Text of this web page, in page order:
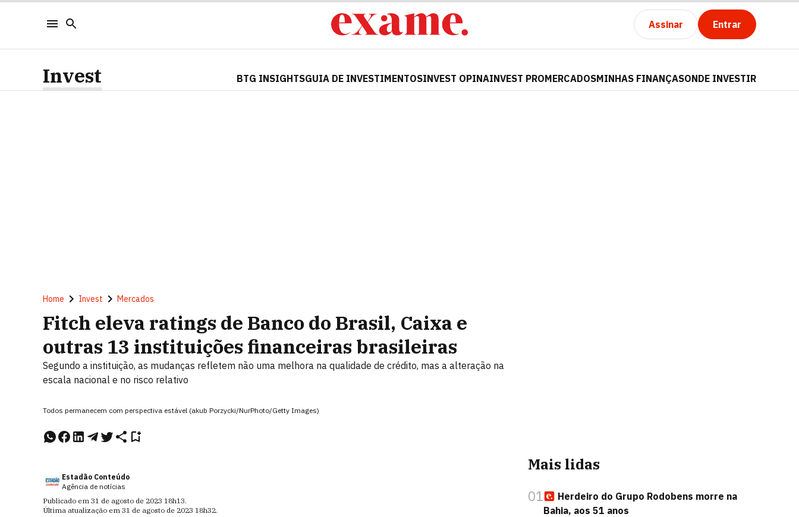
Assinar Entrar
Invest BTG INSIGHTSGUIA DE INVESTIMENTOSINVEST OPINAINVEST PROMERCADOSMINHAS FINANÇASONDE INVESTIR
Home Invest Mercados
Fitch eleva ratings de Banco do Brasil, Caixa e
outras 13 instituições financeiras brasileiras
Segundo a instituição, as mudanças refletem não uma melhora na qualidade de crédito, mas a alteração na
escala nacional e no risco relativo
Todos permanecem com perspectiva estável (akub Porzycki/NurPhoto/Getty Images)
Estadão Conteúdo
Agência de notícias
Publicado em 31 de agosto de 2023 18h13.
Última atualização em 31 de agosto de 2023 18h32.
Mais lidas
01
Herdeiro do Grupo Rodobens morre na
Bahia, aos 51 anos